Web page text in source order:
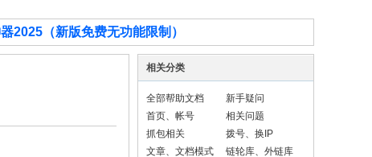
2025（新版免费无功能限制）
相关分类
全部帮助文档
新手疑问
首页、帐号
相关问题
抓包相关
拨号、换IP
文章、文档模式
链轮库、外链库